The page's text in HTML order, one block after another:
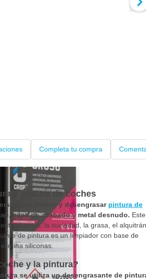
Completa tu compra
y pintura de coches
para limpiar y desengrasar pintura de
capa de acabado y metal desnudo. Este
el polvo, la suciedad, la grasa, el
de pintura es un limpiador con base de
siliconas.
y la pintura?
se utiliza un desengrasante de